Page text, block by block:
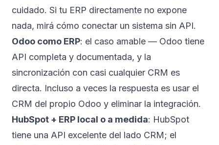
cuidado. Si tu ERP directamente no expone
nada, mirá cómo conectar un sistema sin API.
Odoo como ERP: el caso amable — Odoo tiene
API completa y documentada, y la
sincronización con casi cualquier CRM es
directa. Incluso a veces la respuesta es usar el
CRM del propio Odoo y eliminar la integración.
HubSpot + ERP local o a medida: HubSpot
tiene una API excelente del lado CRM; el